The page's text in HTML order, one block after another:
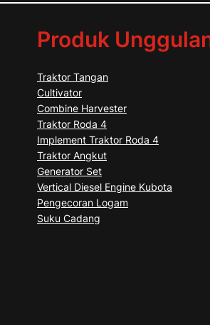
Produk
Traktor Tangan
Cultivator
Combine Harvester
Traktor Roda 4
Implement Traktor Roda 4
Traktor Angkut
Generator Set
Vertical Diesel Engine Kubota
Pengecoran Logam
Suku Cadang